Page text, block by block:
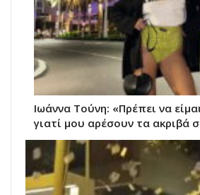
Ιωάννα Τούνη: «Πρέπει να
γιατί μου αρέσουν τα ακριβά